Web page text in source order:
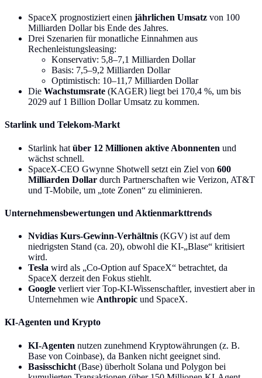
SpaceX prognostiziert einen jährlichen Umsatz von 100
Milliarden Dollar bis Ende des Jahres.
Drei Szenarien für monatliche Einnahmen aus
Rechenleistungsleasing:
Konservativ: 5,8–7,1 Milliarden Dollar
Basis: 7,5–9,2 Milliarden Dollar
Optimistisch: 10–11,7 Milliarden Dollar
Die Wachstumsrate (KAGER) liegt bei 170,4 %, um bis
2029 auf 1 Billion Dollar Umsatz zu kommen.
Starlink und Telekom-Markt
Starlink hat über 12 Millionen aktive Abonnenten und
wächst schnell.
SpaceX-CEO Gwynne Shotwell setzt ein Ziel von 600
Milliarden Dollar durch Partnerschaften wie Verizon, AT&T
und T-Mobile, um „tote Zonen“ zu eliminieren.
Unternehmensbewertungen und Aktienmarkttrends
Nvidias Kurs-Gewinn-Verhältnis (KGV) ist auf dem
niedrigsten Stand (ca. 20), obwohl die KI-„Blase“ kritisiert
wird.
Tesla wird als „Co-Option auf SpaceX“ betrachtet, da
SpaceX derzeit den Fokus stiehlt.
Google verliert vier Top-KI-Wissenschaftler, investiert aber in
Unternehmen wie Anthropic und SpaceX.
KI-Agenten und Krypto
KI-Agenten nutzen zunehmend Kryptowährungen (z. B.
Base von Coinbase), da Banken nicht geeignet sind.
Basisschicht (Base) überholt Solana und Polygon bei